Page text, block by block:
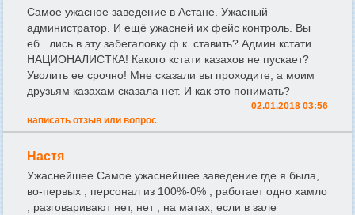
Самое ужасное заведение в Астане. Ужасный
администратор. И ещё ужасней их фейс контроль. Вы
еб...лись в эту забегаловку ф.к. ставить? Админ кстати
НАЦИОНАЛИСТКА! Какого кстати казахов не пускает?
Уволить ее срочно! Мне сказали вы проходите, а моим
друзьям казахам сказала нет. И как это понимать?
02.01.2018 03:56
написать отзыв или вопрос
Настя
Ужаснейшее Самое ужаснейшее заведение где я была,
во-первых , персонал из 100%-0% , работает одно хамло
, разговаривают нет, нет , на матах, если в зале